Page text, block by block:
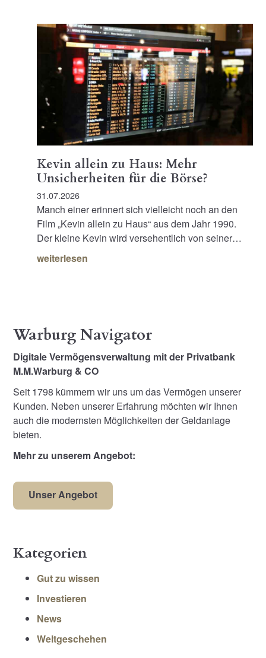
Kevin allein zu Haus: Mehr
Unsicherheiten für die Börse?
31.07.2026
Manch einer erinnert sich vielleicht noch an den
Film „Kevin allein zu Haus“ aus dem Jahr 1990.
Der kleine Kevin wird versehentlich von seiner…
weiterlesen
Warburg Navigator
Digitale Vermögensverwaltung mit der Privatbank
M.M.Warburg & CO
Seit 1798 kümmern wir uns um das Vermögen unserer
Kunden. Neben unserer Erfahrung möchten wir Ihnen
auch die modernsten Möglichkeiten der Geldanlage
bieten.
Mehr zu unserem Angebot:
Unser Angebot
Kategorien
Gut zu wissen
Investieren
News
Weltgeschehen